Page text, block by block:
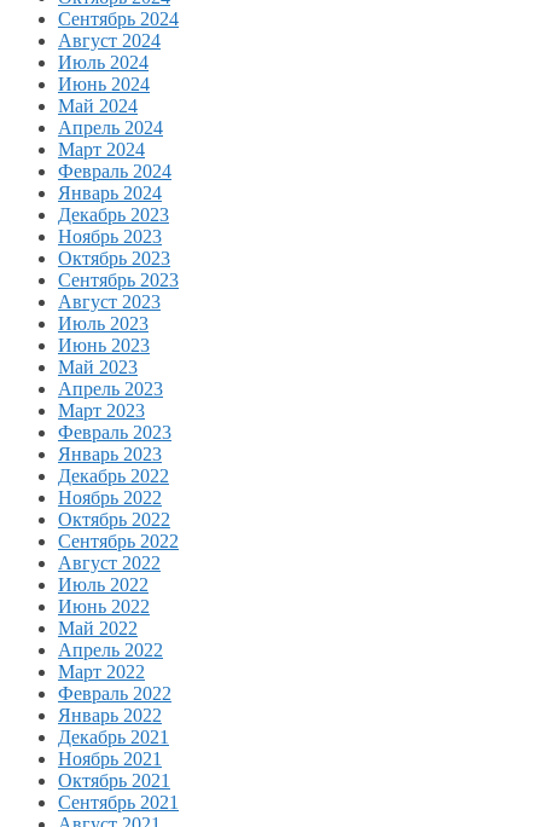
Сентябрь 2024
Август 2024
Июль 2024
Июнь 2024
Май 2024
Апрель 2024
Март 2024
Февраль 2024
Январь 2024
Декабрь 2023
Ноябрь 2023
Октябрь 2023
Сентябрь 2023
Август 2023
Июль 2023
Июнь 2023
Май 2023
Апрель 2023
Март 2023
Февраль 2023
Январь 2023
Декабрь 2022
Ноябрь 2022
Октябрь 2022
Сентябрь 2022
Август 2022
Июль 2022
Июнь 2022
Май 2022
Апрель 2022
Март 2022
Февраль 2022
Январь 2022
Декабрь 2021
Ноябрь 2021
Октябрь 2021
Сентябрь 2021